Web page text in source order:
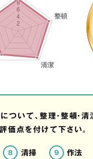
いて、整理・整頓・清
価点を付けて下さい。
8 清掃 9 作法